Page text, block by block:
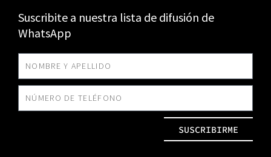
Suscribite a nuestra lista de difusión de
WhatsApp
SUSCRIBIRME